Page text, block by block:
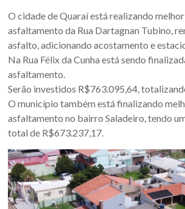
Fronteira
Oeste
–
RS
Site
da
Associação
dos
Municípios
da
Fronteira
O cidade de Quaraí está realizando
asfaltamento da Rua Dartagnan Tubino,
asfalto, adicionando acostamento e
Na Rua Félix da Cunha está sendo
asfaltamento.
Serão investidos R$763.095,64,
O município também está finalizando
asfaltamento no bairro Saladeiro, tendo
total de R$673.237,17.